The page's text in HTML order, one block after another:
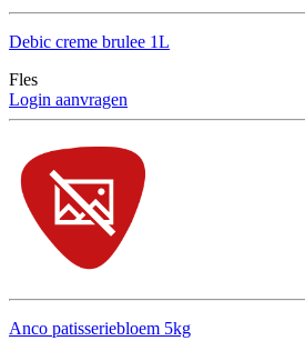
Debic creme brulee 1L
Fles
Login aanvragen
Anco patisseriebloem 5kg